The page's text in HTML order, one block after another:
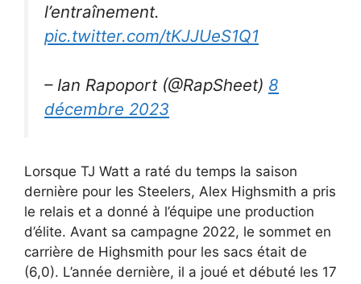
l’entraînement.
pic.twitter.com/tKJJUeS1Q1
– Ian Rapoport (@RapSheet) 8
décembre 2023
Lorsque TJ Watt a raté du temps la saison
dernière pour les Steelers, Alex Highsmith a pris
le relais et a donné à l’équipe une production
d’élite. Avant sa campagne 2022, le sommet en
carrière de Highsmith pour les sacs était de
(6,0). L’année dernière, il a joué et débuté les 17